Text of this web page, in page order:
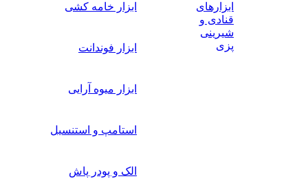
ابزارهای
قنادی و
شیرینی
پزی
ابزار خامه کشی
ابزار فوندانت
ابزار میوه آرایی
استامپ و استنسیل
الک و پودر پاش